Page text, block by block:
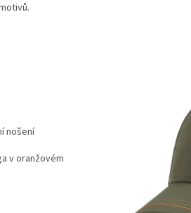
nošení
v oranžovém